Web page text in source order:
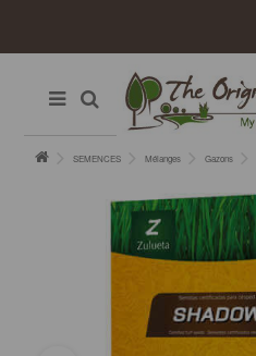
SEMENCES Mélanges Gazons